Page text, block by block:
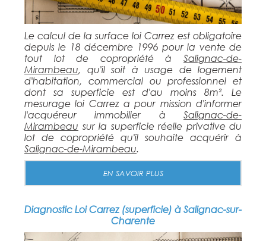
Le calcul de la surface loi Carrez est obligatoire
depuis le 18 décembre 1996 pour la vente de
tout lot de copropriété à Salignac-de-
Mirambeau, qu'il soit à usage de logement
d'habitation, commercial ou professionnel et
dont sa superficie est d'au moins 8m². Le
mesurage loi Carrez a pour mission d'informer
l'acquéreur immobilier à Salignac-de-
Mirambeau sur la superficie réelle privative du
lot de copropriété qu'il souhaite acquérir à
Salignac-de-Mirambeau.
EN SAVOIR PLUS
Diagnostic Loi Carrez (superficie) à Salignac-sur-
Charente